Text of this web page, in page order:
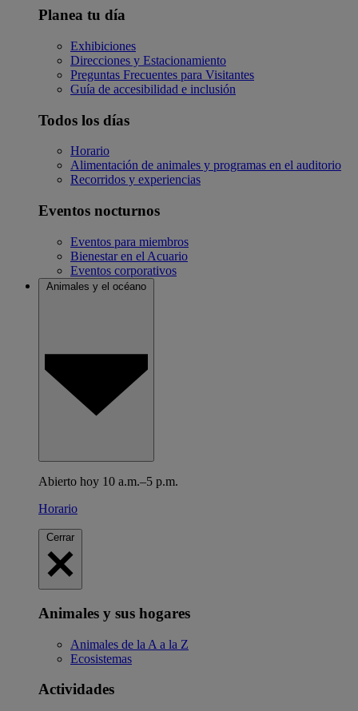
Planea tu día
Exhibiciones
Direcciones y Estacionamiento
Preguntas Frecuentes para Visitantes
Guía de accesibilidad e inclusión
Todos los días
Horario
Alimentación de animales y programas en el auditorio
Recorridos y experiencias
Eventos nocturnos
Eventos para miembros
Bienestar en el Acuario
Eventos corporativos
Animales y el océano
Abierto hoy 10 a.m.–5 p.m.
Horario
Cerrar
Animales y sus hogares
Animales de la A a la Z
Ecosistemas
Actividades